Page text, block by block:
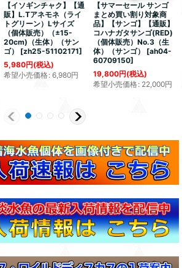
【イソギンチャク】【通
販】L.Tアネモネ（ライ
トグリーン）Lサイズ
（個体販売）（±15-
20cm)（生体）（サン
ゴ）
[zh25-51102171]
5,980円(税込)
希望小売価格: 6,980円
【サマーセール サンゴ
まとめ買い割り対象商
品】【サンゴ】【通販】
コハナガタサンゴ(RED)
（個体販売）No.3（生
体）（サンゴ）
[ah04-
60709150]
19,800円(税込)
希望小売価格: 22,000円